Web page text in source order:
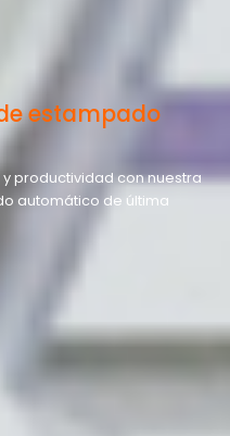
estampado
productividad con nuestra
automático de última